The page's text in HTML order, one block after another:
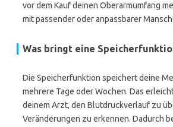
vor dem Kauf deinen Oberarmumfang
mit passender oder anpassbarer
Was bringt eine
Die Speicherfunktion speichert deine
mehrere Tage oder Wochen. Das
deinem Arzt, den Blutdruckverlauf zu
Veränderungen zu erkennen. Dadurch